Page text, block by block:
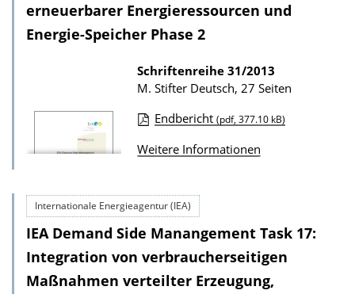
u
b
i
a
t
o
n
erneuerbarer Energieressourcen und
Energie-Speicher Phase 2
Schriftenreihe 31/2013
M. Stifter Deutsch, 27 Seiten
o
n
l
Endbericht (pdf, 377.10 kB)
Weitere Informationen
Internationale Energieagentur (IEA)
IEA Demand Side Manangement Task 17:
Integration von verbraucherseitigen
Maßnahmen verteilter Erzeugung,